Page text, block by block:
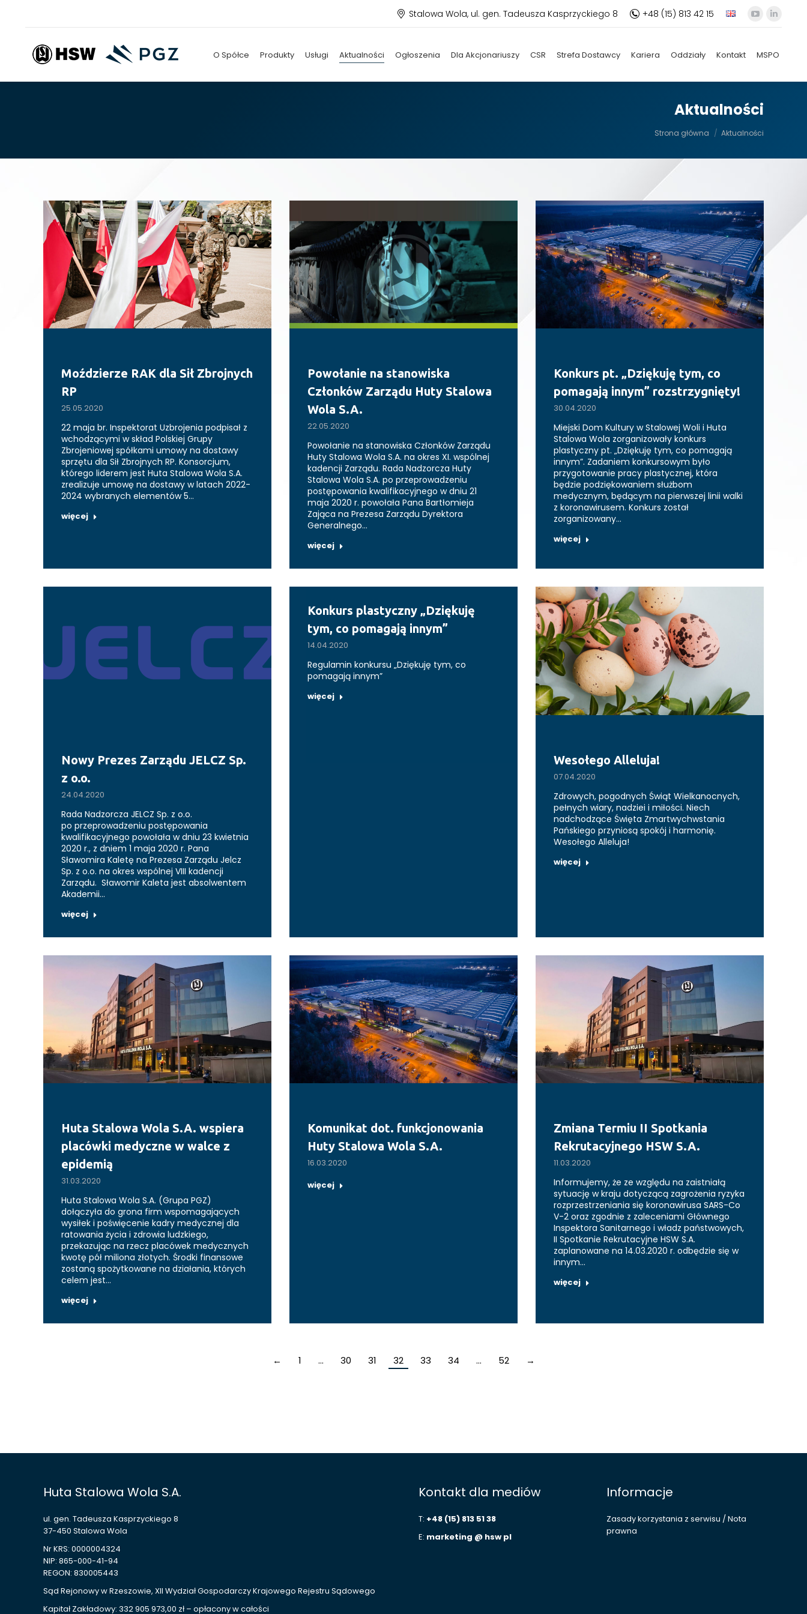
Stalowa Wola, ul. gen. Tadeusza Kasprzyckiego 8 +48 (15) 813 42 15
YouTube
się
nowym
się
nowym
O Spółce Produkty Usługi Aktualności Ogłoszenia Dla Akcjonariuszy CSR Strefa Dostawcy Kariera Oddziały Kontakt MSPO
Aktualności
Strona główna Aktualności
Moździerze RAK dla Sił Zbrojnych
RP
25.05.2020
22 maja br. Inspektorat Uzbrojenia podpisał z
wchodzącymi w skład Polskiej Grupy
Zbrojeniowej spółkami umowy na dostawy
sprzętu dla Sił Zbrojnych RP. Konsorcjum,
którego liderem jest Huta Stalowa Wola S.A.
zrealizuje umowę na dostawy w latach 2022-
2024 wybranych elementów 5…
więcej
Powołanie na stanowiska
Członków Zarządu Huty Stalowa
Wola S.A.
22.05.2020
Powołanie na stanowiska Członków Zarządu
Huty Stalowa Wola S.A. na okres XI. wspólnej
kadencji Zarządu. Rada Nadzorcza Huty
Stalowa Wola S.A. po przeprowadzeniu
postępowania kwalifikacyjnego w dniu 21
maja 2020 r. powołała Pana Bartłomieja
Zająca na Prezesa Zarządu Dyrektora
Generalnego…
więcej
Konkurs pt. „Dziękuję tym, co
pomagają innym” rozstrzygnięty!
30.04.2020
Miejski Dom Kultury w Stalowej Woli i Huta
Stalowa Wola zorganizowały konkurs
plastyczny pt. „Dziękuję tym, co pomagają
innym”. Zadaniem konkursowym było
przygotowanie pracy plastycznej, która
będzie podziękowaniem służbom
medycznym, będącym na pierwszej linii walki
z koronawirusem. Konkurs został
zorganizowany…
więcej
Nowy Prezes Zarządu JELCZ Sp.
z o.o.
24.04.2020
Rada Nadzorcza JELCZ Sp. z o.o.
po przeprowadzeniu postępowania
kwalifikacyjnego powołała w dniu 23 kwietnia
2020 r., z dniem 1 maja 2020 r. Pana
Sławomira Kaletę na Prezesa Zarządu Jelcz
Sp. z o.o. na okres wspólnej VIII kadencji
Zarządu. Sławomir Kaleta jest absolwentem
Akademii…
więcej
Konkurs plastyczny „Dziękuję
tym, co pomagają innym”
14.04.2020
Regulamin konkursu „Dziękuję tym, co
pomagają innym”
więcej
Wesołego Alleluja!
07.04.2020
Zdrowych, pogodnych Świąt Wielkanocnych,
pełnych wiary, nadziei i miłości. Niech
nadchodzące Święta Zmartwychwstania
Pańskiego przyniosą spokój i harmonię.
Wesołego Alleluja!
więcej
Huta Stalowa Wola S.A. wspiera
placówki medyczne w walce z
epidemią
31.03.2020
Huta Stalowa Wola S.A. (Grupa PGZ)
dołączyła do grona firm wspomagających
wysiłek i poświęcenie kadry medycznej dla
ratowania życia i zdrowia ludzkiego,
przekazując na rzecz placówek medycznych
kwotę pół miliona złotych. Środki finansowe
zostaną spożytkowane na działania, których
celem jest…
więcej
Komunikat dot. funkcjonowania
Huty Stalowa Wola S.A.
16.03.2020
więcej
Zmiana Termiu II Spotkania
Rekrutacyjnego HSW S.A.
11.03.2020
Informujemy, że ze względu na zaistniałą
sytuację w kraju dotyczącą zagrożenia ryzyka
rozprzestrzeniania się koronawirusa SARS-Co
V-2 oraz zgodnie z zaleceniami Głównego
Inspektora Sanitarnego i władz państwowych,
II Spotkanie Rekrutacyjne HSW S.A.
zaplanowane na 14.03.2020 r. odbędzie się w
innym…
więcej
← 1 … 30 31 32 33 34 … 52 →
Huta Stalowa Wola S.A.
ul. gen. Tadeusza Kasprzyckiego 8
37-450 Stalowa Wola
Nr KRS: 0000004324
NIP: 865-000-41-94
REGON: 830005443
Sąd Rejonowy w Rzeszowie, XII Wydział Gospodarczy Krajowego Rejestru Sądowego
Kapitał Zakładowy: 332 905 973,00 zł – opłacony w całości
Kontakt dla mediów
T: +48 (15) 813 51 38
E: marketing @ hsw pl
Informacje
Zasady korzystania z serwisu / Nota
prawna